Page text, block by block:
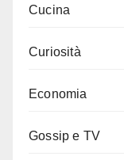
Cucina
Curiosità
Economia
Gossip e TV